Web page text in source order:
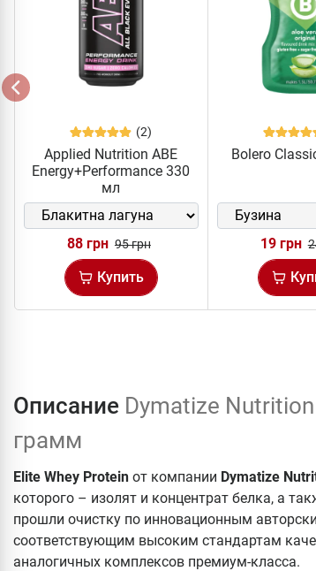
(2)
Applied Nutrition ABE
Energy+Performance 330
мл
88 грн 95 грн
Купить
Bolero
19 грн
Описание Dymatize
грамм
Elite Whey Protein от компании Dymatize
которого – изолят и концентрат белка, а
прошли очистку по инновационным
соответствующим высоким стандартам
аналогичных комплексов премиум-класса.